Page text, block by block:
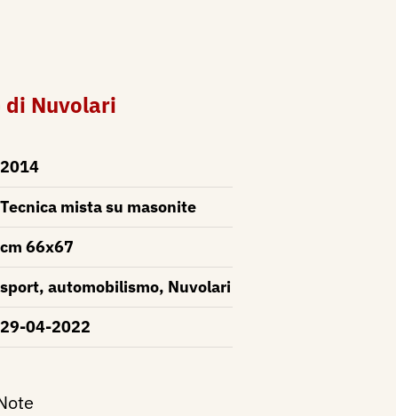
Nuvolari
2014
Tecnica mista su masonite
cm 66x67
sport, automobilismo, Nuvolari
29-04-2022